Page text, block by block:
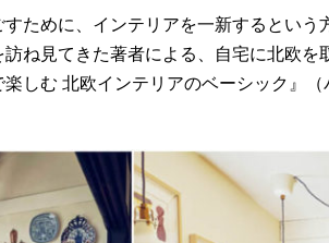
ために、インテリアを一新するという
ね見てきた著者による、自宅に北欧を
しむ 北欧インテリアのベーシック』（